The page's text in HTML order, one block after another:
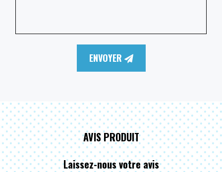
ENVOYER
AVIS PRODUIT
Laissez-nous votre avis